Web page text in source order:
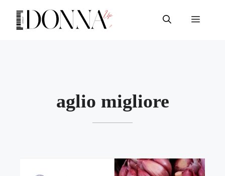
contenuto
Menu
aglio migliore